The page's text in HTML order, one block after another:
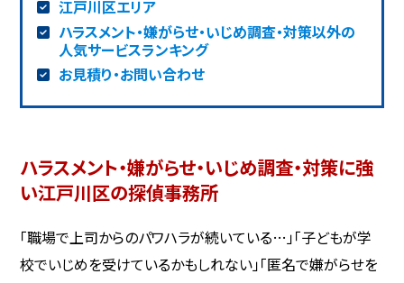
江戸川区エリア
ハラスメント・嫌がらせ・いじめ調査・対策以外の
人気サービスランキング
お見積り・お問い合わせ
ハラスメント・嫌がらせ・いじめ調査・対策に強
い江戸川区の探偵事務所
「職場で上司からのパワハラが続いている…」「子どもが学
校でいじめを受けているかもしれない」「匿名で嫌がらせを